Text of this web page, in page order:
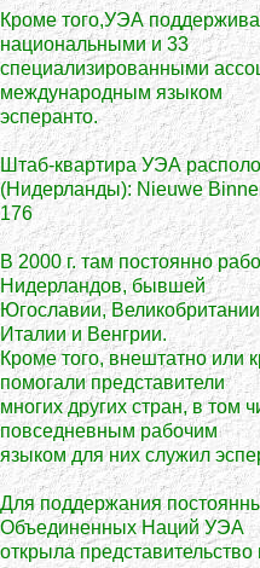
Кроме того,УЭА
национальными и 33
специализированными
международным языком
эсперанто.
Штаб-квартира УЭА
(Нидерланды): Nieuwe
176
В 2000 г. там постоянно
Нидерландов, бывшей
Югославии,
Италии и Венгрии.
Кроме того, внештатно или
помогали представители
многих других стран, в том
повседневным рабочим
языком для них служил
Для поддержания
Объединенных Наций УЭА
открыла